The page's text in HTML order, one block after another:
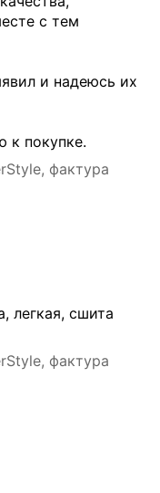
с тем
и надеюсь их
к покупке.
фактура
легкая, сшита
фактура